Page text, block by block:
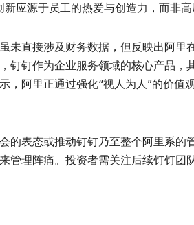
应源于员工的热爱与创造力，而非高
未直接涉及财务数据，但反映出阿
钉钉作为企业服务领域的核心产品
，阿里正通过强化“视人为人”的价
的表态或推动钉钉乃至整个阿里系
管理阵痛。投资者需关注后续钉钉团